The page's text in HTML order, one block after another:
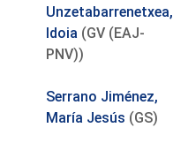
Unzetabarrenetxea,
Idoia (GV (EAJ-
PNV))
Serrano Jiménez,
María Jesús (GS)